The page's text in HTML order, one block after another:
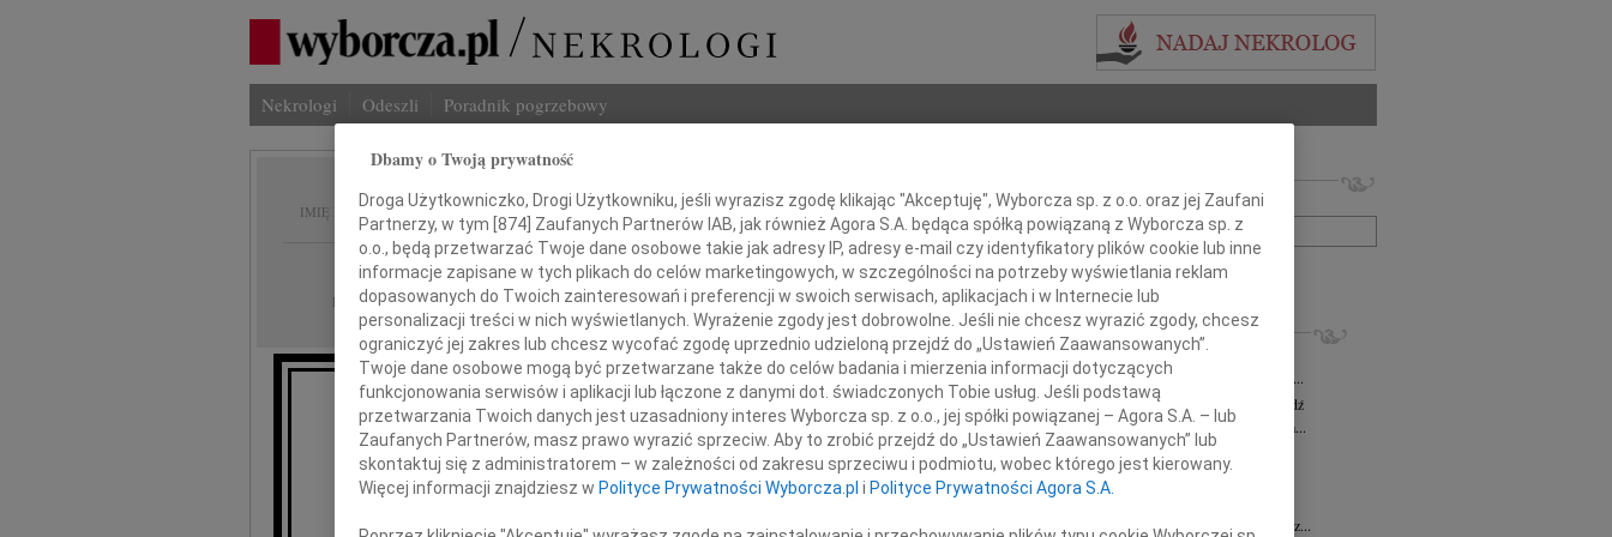
Nekrologi Odeszli Poradnik pogrzebowy
IMIĘ I NAZWISKO: Krzysztof Jabłoński
REGION: Łódź
DATA EMISJI: 22.03.2023
Z glębokim żalem zawiadamiamy,
że w sobotę 18 marca 2023 roku zmarł
Imię i nazwisko lub numer ogłoszenia:
+ szukanie zaawansowane
INNE NEKROLOGI
Wanda Milan 03.08.2026Łódź
Z głębokim żalem zawiadamiamy, że dnia 29...
Tadeusz Maciaszek wiek: 73
Łódź
Z głębokim żalem zawiadamiamy, że 24 lipca...
Adam Gawryszczak 21.07.2026
W dniu 15 lipca 2026 roku odszedł nasz...
Jan Rek
W dniu 4 lipca2026 roku zmarł w Łodzi Nasz...
Dbamy o Twoją prywatność
Droga Użytkowniczko, Drogi Użytkowniku, jeśli wyrazisz zgodę klikając "Akceptuję", Wyborcza sp. z o.o. oraz jej Zaufani
Partnerzy, w tym [874] Zaufanych Partnerów IAB, jak również Agora S.A. będąca spółką powiązaną z Wyborcza sp. z
o.o., będą przetwarzać Twoje dane osobowe takie jak adresy IP, adresy e-mail czy identyfikatory plików cookie lub inne
informacje zapisane w tych plikach do celów marketingowych, w szczególności na potrzeby wyświetlania reklam
dopasowanych do Twoich zainteresowań i preferencji w swoich serwisach, aplikacjach i w Internecie lub
personalizacji treści w nich wyświetlanych. Wyrażenie zgody jest dobrowolne. Jeśli nie chcesz wyrazić zgody, chcesz
ograniczyć jej zakres lub chcesz wycofać zgodę uprzednio udzieloną przejdź do „Ustawień Zaawansowanych”.
Twoje dane osobowe mogą być przetwarzane także do celów badania i mierzenia informacji dotyczących
funkcjonowania serwisów i aplikacji lub łączone z danymi dot. świadczonych Tobie usług. Jeśli podstawą
przetwarzania Twoich danych jest uzasadniony interes Wyborcza sp. z o.o., jej spółki powiązanej – Agora S.A. – lub
Zaufanych Partnerów, masz prawo wyrazić sprzeciw. Aby to zrobić przejdź do „Ustawień Zaawansowanych” lub
skontaktuj się z administratorem – w zależności od zakresu sprzeciwu i podmiotu, wobec którego jest kierowany.
Więcej informacji znajdziesz w Polityce Prywatności Wyborcza.pl i Polityce Prywatności Agora S.A.